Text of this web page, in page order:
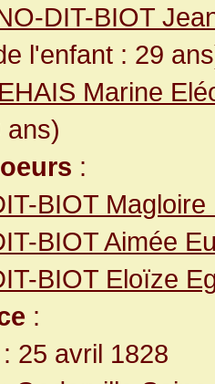
DIT-BIOT
l'enfant : 29
Marine
ans)
:
BIOT Magloire
BIOT Aimée
BIOT Eloïze
:
: 25 avril 1828